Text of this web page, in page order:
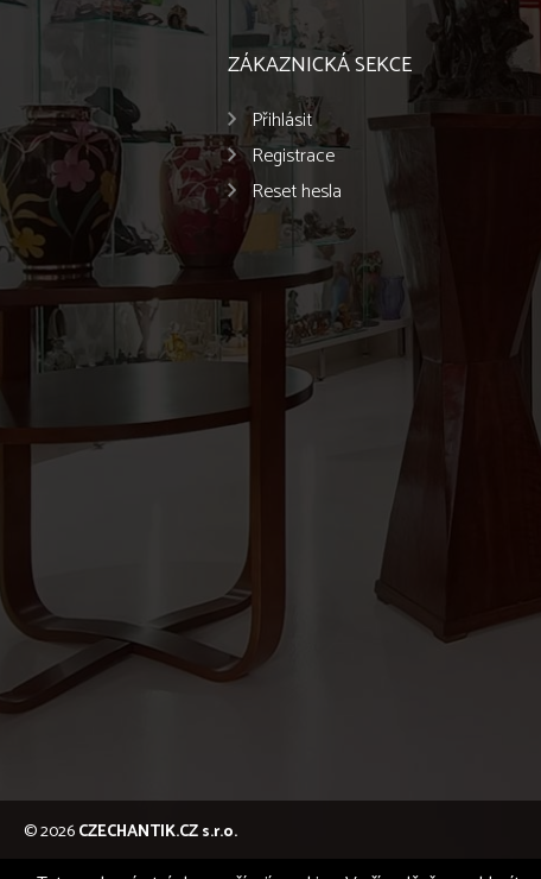
ZÁKAZNICKÁ SEKCE
Přihlásit
Registrace
Reset hesla
© 2026CZECHANTIK.CZ s.r.o.